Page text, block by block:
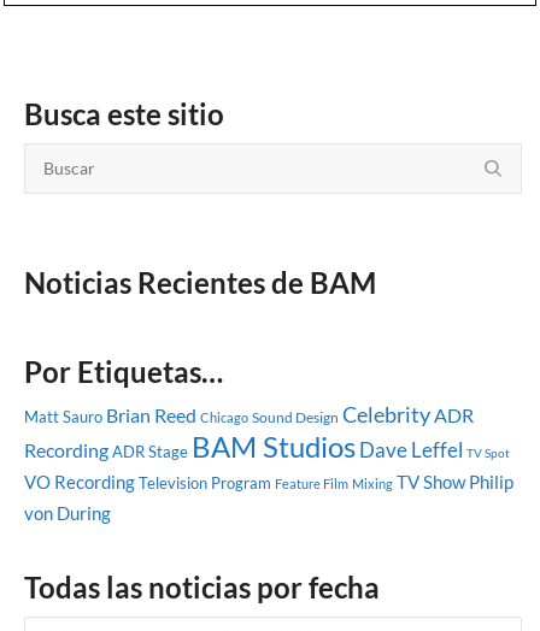
Busca este sitio
Noticias Recientes de BAM
Por Etiquetas…
Matt Sauro Brian Reed Chicago Sound Design Celebrity ADR
RecordingADR Stage BAM StudiosDave Leffel TV Spot
VO RecordingTelevision Program Feature Film Mixing TV Show Philip
von During
Todas las noticias por fecha